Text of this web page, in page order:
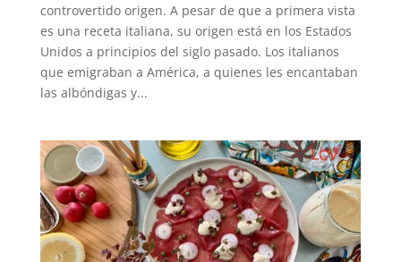
controvertido origen. A pesar de que a primera vista
es una receta italiana, su origen está en los Estados
Unidos a principios del siglo pasado. Los italianos
que emigraban a América, a quienes les encantaban
las albóndigas y...